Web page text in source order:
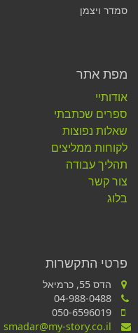
סמדר ויצמן
מפת אתר
אודותיי
ספרים שכתבתי
שאלות נפוצות
לקוחות ממליצים
תהליך עבודה
צור קשר
בלוג
פרטי התקשרות
הדס 55, כרמיאל
smadar@my-story.co.il